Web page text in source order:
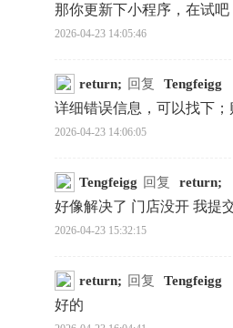
那你更新下小程序，在试吧
2026-04-23 14:05:46
return; 回复 Tengfeigg
详细错误信息，可以找下；
2026-04-23 14:06:05
Tengfeigg 回复 return;
好像解决了 门店没开 我提
2026-04-23 15:32:15
return; 回复 Tengfeigg
好的